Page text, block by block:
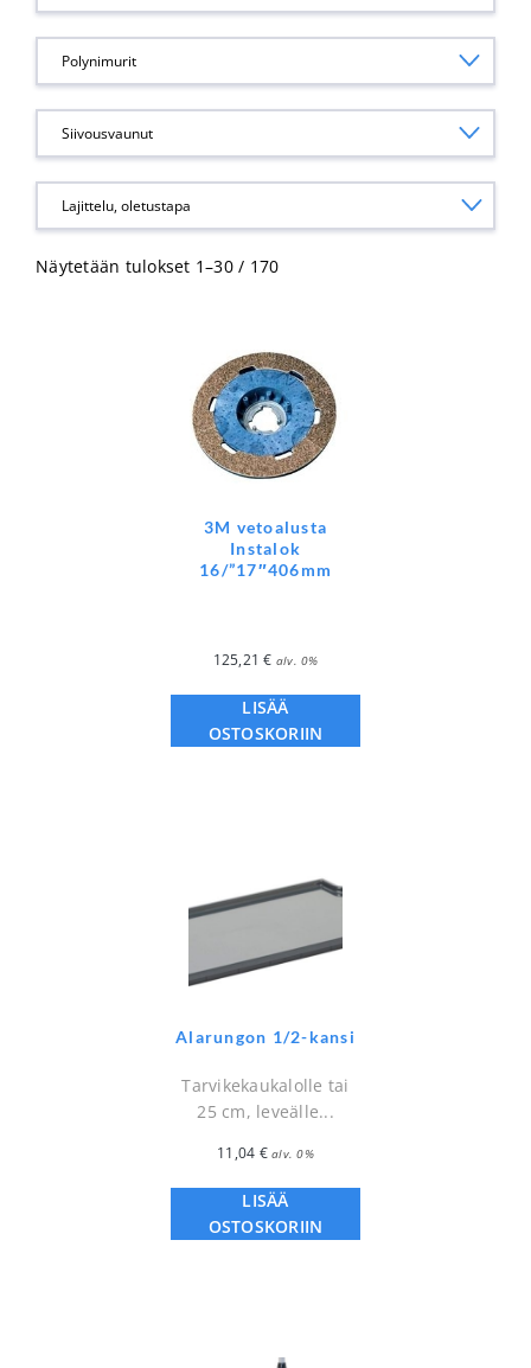
Polynimurit
Siivousvaunut
Näytetään tulokset 1–30 / 170
3M vetoalusta
Instalok
16/”17″406mm
125,21€ alv. 0%
LISÄÄ
OSTOSKORIIN
Alarungon 1/2-kansi
Tarvikekaukalolle tai
25 cm, leveälle...
11,04 € alv. 0%
LISÄÄ
OSTOSKORIIN